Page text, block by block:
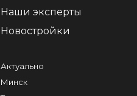
Наши эксперты
Новостройки
Актуально
Минск